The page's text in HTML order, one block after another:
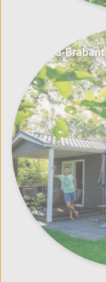
Noord-Brabant